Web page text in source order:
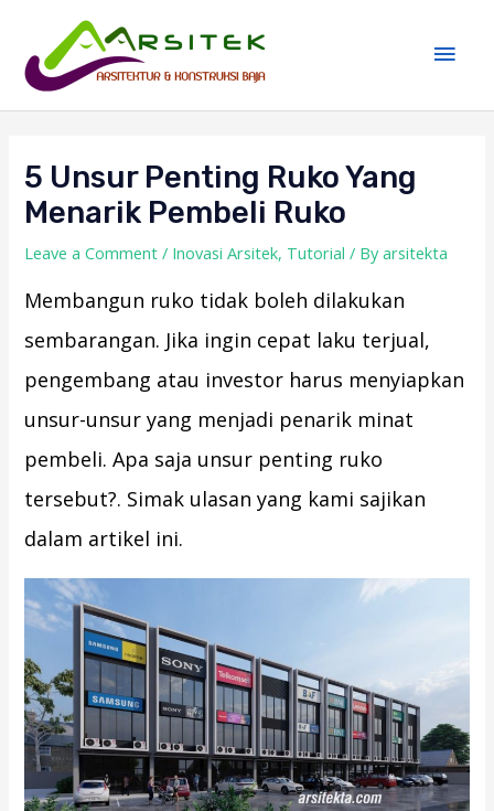
content
5 Unsur Penting Ruko Yang
Menarik Pembeli Ruko
Leave a Comment / Inovasi Arsitek, Tutorial / Byarsitekta
Membangun ruko tidak boleh dilakukan
sembarangan. Jika ingin cepat laku terjual,
pengembang atau investor harus menyiapkan
unsur-unsur yang menjadi penarik minat
pembeli. Apa saja unsur penting ruko
tersebut?. Simak ulasan yang kami sajikan
dalam artikel ini.